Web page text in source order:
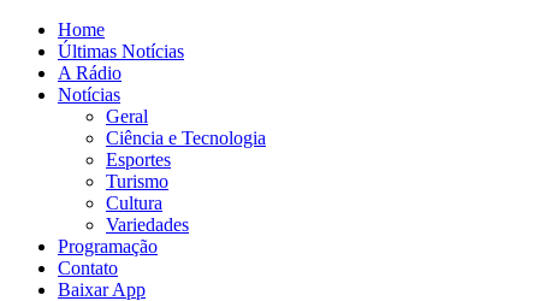
Home
Últimas Notícias
A Rádio
Notícias
Geral
Ciência e Tecnologia
Esportes
Turismo
Cultura
Variedades
Programação
Contato
Baixar App